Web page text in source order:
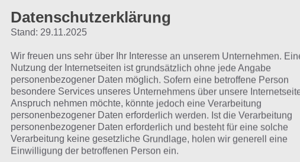
Bei dieser Lösung handelt es sich um das tägliche Bonus
wir noch die Links beispielsweise zum täglichen Rätsel und
Tägliches Rätsel:Zur Lösung vom 22.11.2021
Rätsel aus dem Jahr 2020:Schau mal, was vor einem Jahr,
Lösung gesucht war
Zur Übersicht:4 Bilder 1 Wort Lösungen zu Volle Fahrt
Datenschutzerklärung
Stand: 29.11.2025
Wir freuen uns sehr über Ihr Interesse an unserem Unternehmen.
Nutzung der Internetseiten ist grundsätzlich ohne jede Angabe
personenbezogener Daten möglich. Sofern eine betroffene Person
besondere Services unseres Unternehmens über unsere
Anspruch nehmen möchte, könnte jedoch eine Verarbeitung
personenbezogener Daten erforderlich werden. Ist die Verarbeitung
personenbezogener Daten erforderlich und besteht für eine solche
Verarbeitung keine gesetzliche Grundlage, holen wir generell eine
Einwilligung der betroffenen Person ein.